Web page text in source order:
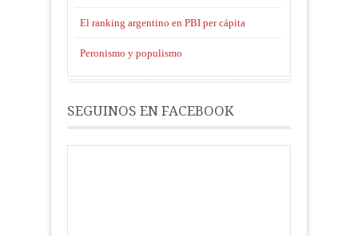
El ranking argentino en PBI per cápita
Peronismo y populismo
SEGUINOS EN FACEBOOK